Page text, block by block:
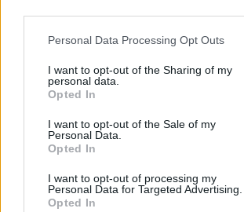
Personal Data Processing Opt Outs
I want to opt-out of the Sharing of my
personal data.
Opted In
I want to opt-out of the Sale of my
Personal Data.
Opted In
I want to opt-out of processing my
Personal Data for Targeted Advertising.
Opted In
KAPCSOLÓDÓ CIKKEK TÖBB A
Pedig szóltam… – Miért
nőknek, amikor
Elyna Robbs: Adéle és